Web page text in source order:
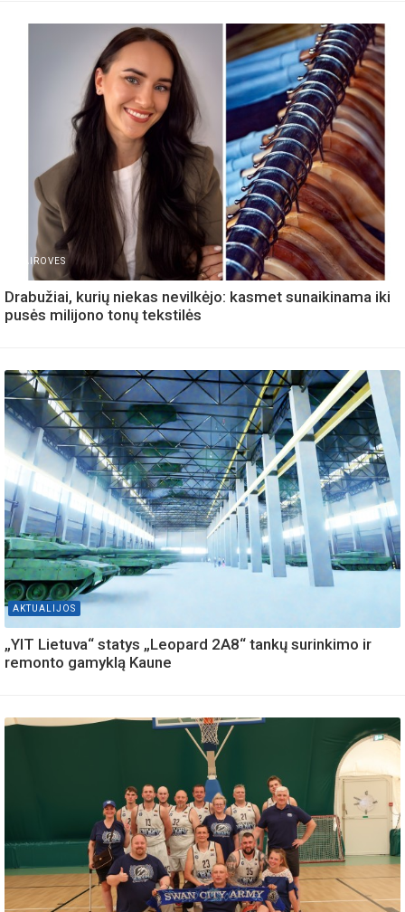
IVAIROVES
Drabužiai, kurių niekas nevilkėjo: kasmet sunaikinama iki
pusės milijono tonų tekstilės
AKTUALIJOS
„YIT Lietuva“ statys „Leopard 2A8“ tankų surinkimo ir
remonto gamyklą Kaune